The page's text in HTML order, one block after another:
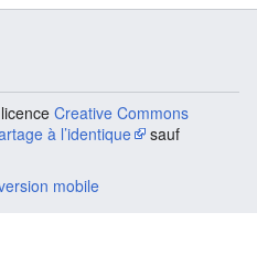
Creative Commons
à l’identique
sauf
mobile